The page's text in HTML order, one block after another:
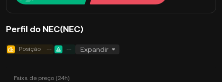
Perfil do NEC(NEC)
Posição -- -- Expandir
Faixa de preço (24h)